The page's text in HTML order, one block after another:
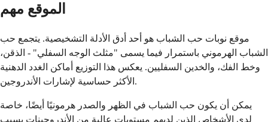
الموقع مهم
موقع نوبات حب الشباب هو أحد أدق الأدلة التشخيصية. يتجمع حب
الشباب الهرموني باستمرار فيما يسمى "مثلث الوجه السفلي" - الذقن،
وخط الفك، والخدين السفليين. يعكس هذا التوزيع أماكن الغدد الدهنية
الأكثر حساسية لإشارات الأندروجين.
يمكن أن يكون حب الشباب في الظهر والصدر هرمونيًا أيضًا، خاصة
لدى الأشخاص الذين لديهم مستويات عالية من الأندروجينات بسبب